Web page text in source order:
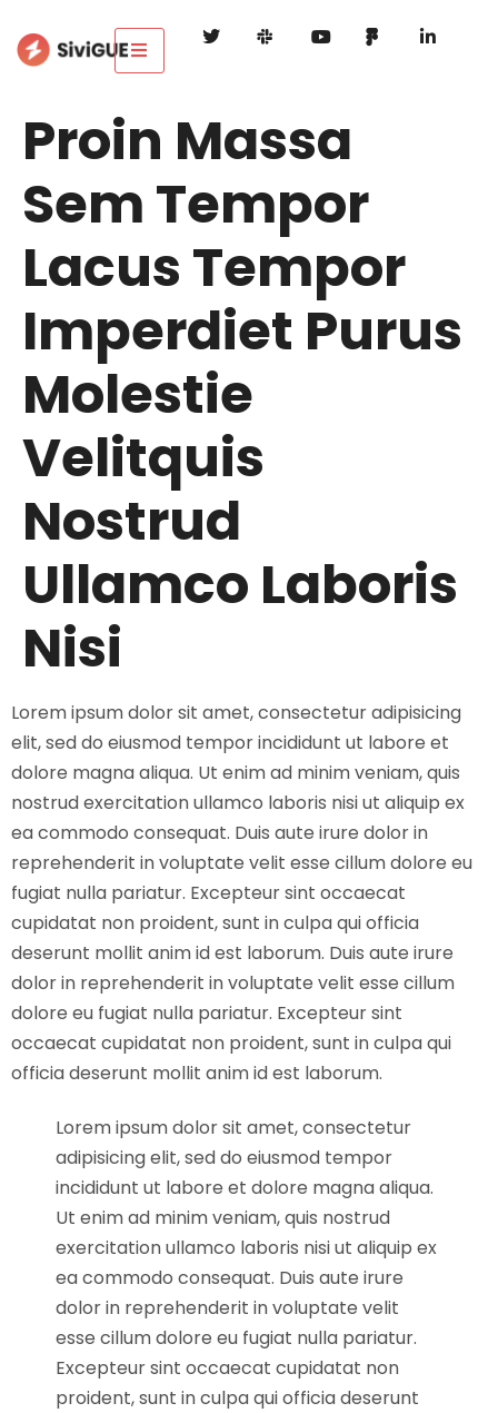
Proin Massa
Sem Tempor
Lacus Tempor
Imperdiet Purus
Molestie
Velitquis
Nostrud
Ullamco Laboris
Nisi
Lorem ipsum dolor sit amet, consectetur adipisicing
elit, sed do eiusmod tempor incididunt ut labore et
dolore magna aliqua. Ut enim ad minim veniam, quis
nostrud exercitation ullamco laboris nisi ut aliquip ex
ea commodo consequat. Duis aute irure dolor in
reprehenderit in voluptate velit esse cillum dolore eu
fugiat nulla pariatur. Excepteur sint occaecat
cupidatat non proident, sunt in culpa qui officia
deserunt mollit anim id est laborum. Duis aute irure
dolor in reprehenderit in voluptate velit esse cillum
dolore eu fugiat nulla pariatur. Excepteur sint
occaecat cupidatat non proident, sunt in culpa qui
officia deserunt mollit anim id est laborum.
Lorem ipsum dolor sit amet, consectetur
adipisicing elit, sed do eiusmod tempor
incididunt ut labore et dolore magna aliqua.
Ut enim ad minim veniam, quis nostrud
exercitation ullamco laboris nisi ut aliquip ex
ea commodo consequat. Duis aute irure
dolor in reprehenderit in voluptate velit
esse cillum dolore eu fugiat nulla pariatur.
Excepteur sint occaecat cupidatat non
proident, sunt in culpa qui officia deserunt